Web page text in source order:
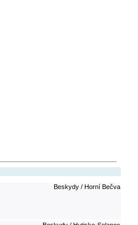
Beskydy / Horní Bečva